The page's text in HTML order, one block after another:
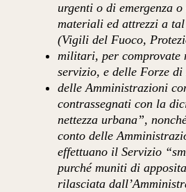
urgenti o di emergenza
materiali ed attrezzi a
(Vigili del Fuoco,
militari, per comprovate
servizio, e delle Forze
delle Amministrazioni
contrassegnati con la
nettezza urbana”,
conto delle
effettuano il Servizio
purché muniti di
rilasciata